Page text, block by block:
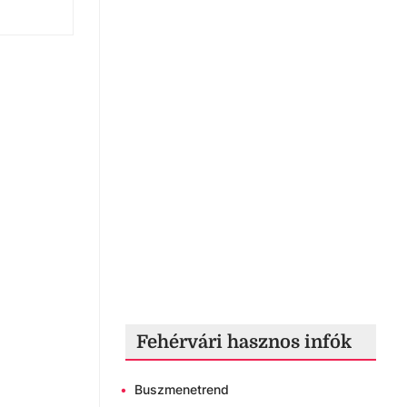
Fehérvári hasznos infók
• Buszmenetrend